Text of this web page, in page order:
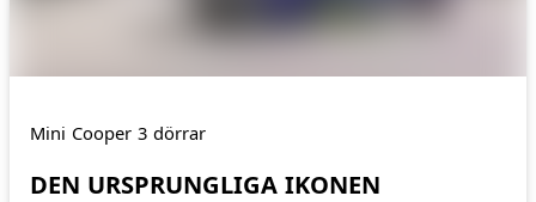
Mini Cooper 3 dörrar
DEN URSPRUNGLIGA IKONEN